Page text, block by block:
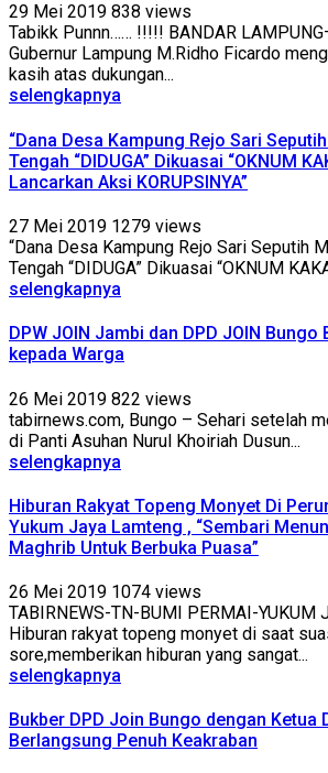
29 Mei 2019 838 views
Tabikk Punnn…… !!!!! BANDAR
Gubernur Lampung M.Ridho Ficardo
kasih atas dukungan...
selengkapnya
“Dana Desa Kampung Rejo Sari
Tengah “DIDUGA” Dikuasai “OKNUM
Lancarkan Aksi KORUPSINYA”
27 Mei 2019 1279 views
“Dana Desa Kampung Rejo Sari Seputih
Tengah “DIDUGA” Dikuasai “OKNUM
selengkapnya
DPW JOIN Jambi dan DPD JOIN Bungo
kepada Warga
26 Mei 2019 822 views
tabirnews.com, Bungo – Sehari setelah
di Panti Asuhan Nurul Khoiriah Dusun...
selengkapnya
Hiburan Rakyat Topeng Monyet Di
Yukum Jaya Lamteng , “Sembari
Maghrib Untuk Berbuka Puasa”
26 Mei 2019 1074 views
TABIRNEWS-TN-BUMI PERMAI-YUKUM
Hiburan rakyat topeng monyet di saat
sore,memberikan hiburan yang sangat...
selengkapnya
Bukber DPD Join Bungo dengan Ketua
Berlangsung Penuh Keakraban